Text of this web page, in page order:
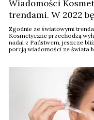
Wiadomości
trendami. W 2022
Zgodnie ze światowymi
Kosmetyczne przechodzą
nadal z Państwem, jeszcze
porcją wiadomości ze świata